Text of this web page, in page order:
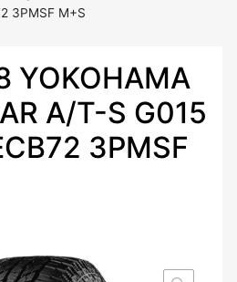
3PMSF M+S
YOKOHAMA
A/T-S G015
3PMSF